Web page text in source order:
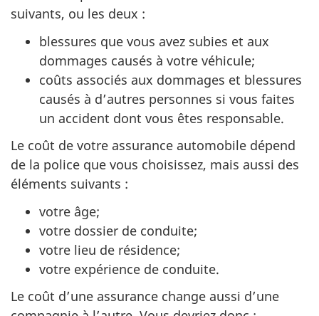
suivants, ou les deux :
blessures que vous avez subies et aux
dommages causés à votre véhicule;
coûts associés aux dommages et blessures
causés à d’autres personnes si vous faites
un accident dont vous êtes responsable.
Le coût de votre assurance automobile dépend
de la police que vous choisissez, mais aussi des
éléments suivants :
votre âge;
votre dossier de conduite;
votre lieu de résidence;
votre expérience de conduite.
Le coût d’une assurance change aussi d’une